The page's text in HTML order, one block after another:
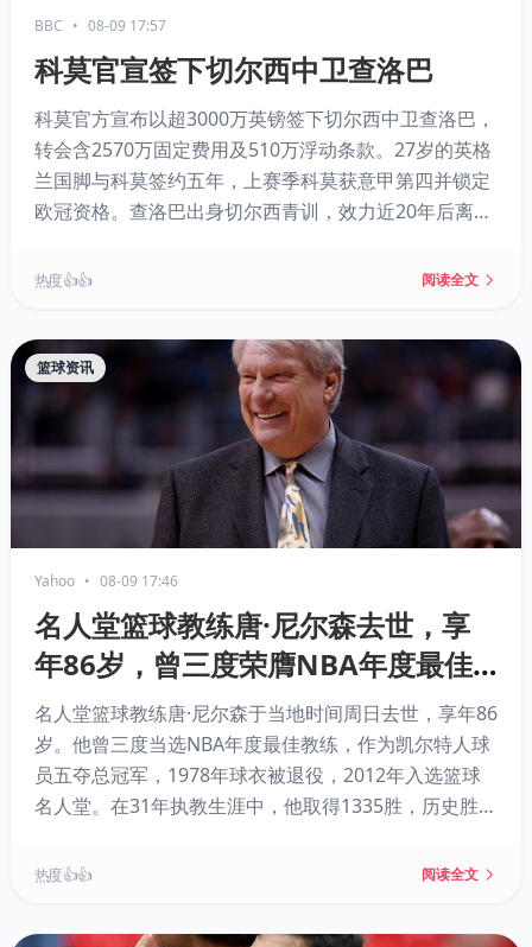
BBC • 08-09 17:57
科莫官宣签下切尔西中卫查洛巴
科莫官方宣布以超3000万英镑签下切尔西中卫查洛巴，
转会含2570万固定费用及510万浮动条款。27岁的英格
兰国脚与科莫签约五年，上赛季科莫获意甲第四并锁定
欧冠资格。查洛巴出身切尔西青训，效力近20年后离
其是具备领袖气质的重磅引援，查洛巴则表示期待再度
热度 👍👍 阅读全文
篮球资讯
Yahoo • 08-09 17:46
名人堂篮球教练唐·尼尔森去世，享
年86岁，曾三度荣膺NBA年度最佳
教练，作为球员五夺总冠军
名人堂篮球教练唐·尼尔森于当地时间周日去世，享年86
岁。他曾三度当选NBA年度最佳教练，作为凯尔特人球
员五夺总冠军，1978年球衣被退役，2012年入选篮球
名人堂。在31年执教生涯中，他取得1335胜，历史胜场
热度 👍👍 阅读全文